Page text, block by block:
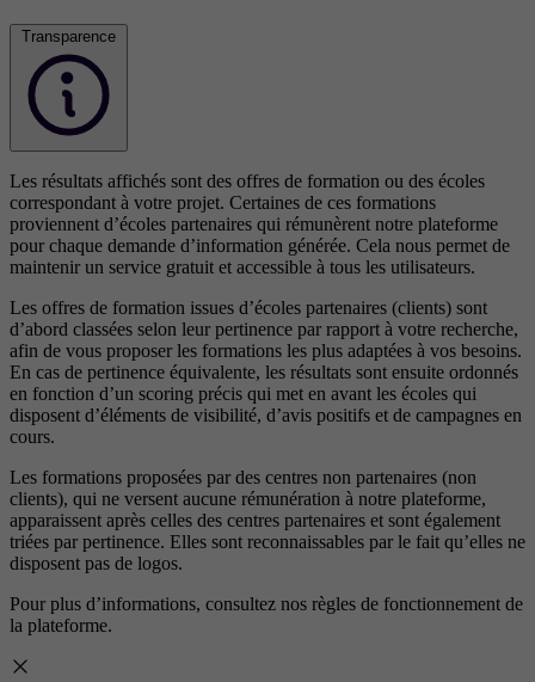
Transparence
Les résultats affichés sont des offres de formation ou des écoles
correspondant à votre projet. Certaines de ces formations
proviennent d’écoles partenaires qui rémunèrent notre plateforme
pour chaque demande d’information générée. Cela nous permet de
maintenir un service gratuit et accessible à tous les utilisateurs.
Les offres de formation issues d’écoles partenaires (clients) sont
d’abord classées selon leur pertinence par rapport à votre recherche,
afin de vous proposer les formations les plus adaptées à vos besoins.
En cas de pertinence équivalente, les résultats sont ensuite ordonnés
en fonction d’un scoring précis qui met en avant les écoles qui
disposent d’éléments de visibilité, d’avis positifs et de campagnes en
cours.
Les formations proposées par des centres non partenaires (non
clients), qui ne versent aucune rémunération à notre plateforme,
apparaissent après celles des centres partenaires et sont également
triées par pertinence. Elles sont reconnaissables par le fait qu’elles ne
disposent pas de logos.
Pour plus d’informations, consultez nos règles de fonctionnement de
la plateforme.